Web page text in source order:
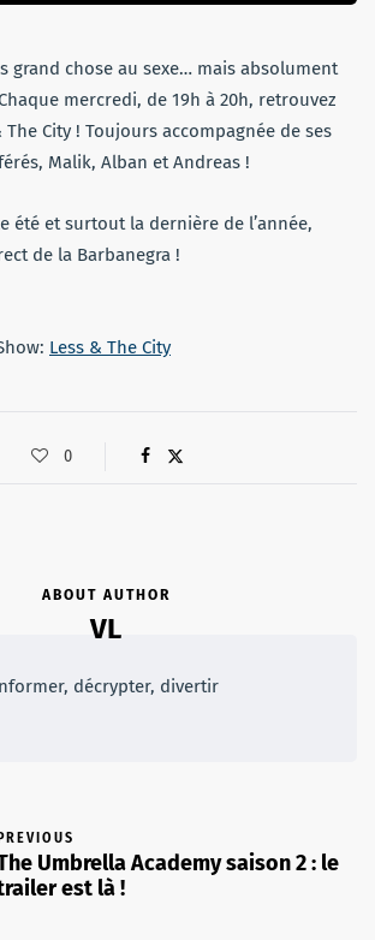
grand chose au sexe… mais absolument
mercredi, de 19h à 20h, retrouvez
The City ! Toujours accompagnée de ses
Malik, Alban et Andreas !
été et surtout la dernière de l’année,
de la Barbanegra !
Less & The City
0
ABOUT AUTHOR
VL
décrypter, divertir
Umbrella Academy saison 2 : le
est là !